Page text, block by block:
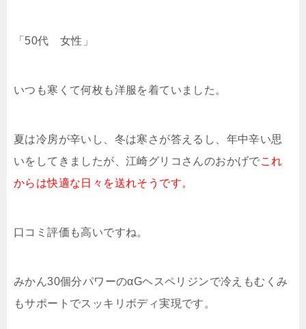
「50代 女性」
いつも寒くて何枚も洋服を着ていました。
夏は冷房が辛いし、冬は寒さが答えるし、年中辛い思
いをしてきましたが、江崎グリコさんのおかげでこれ
からは快適な日々を送れそうです。
口コミ評価も高いですね。
みかん30個分パワーのαGヘスペリジンで冷えもむくみ
もサポートでスッキリボディ実現です。